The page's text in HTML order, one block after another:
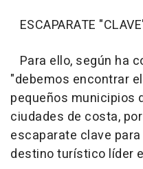
ESCAPARATE
Para ello, según ha
"debemos encontrar
pequeños municipios
ciudades de costa,
escaparate clave
destino turístico líder